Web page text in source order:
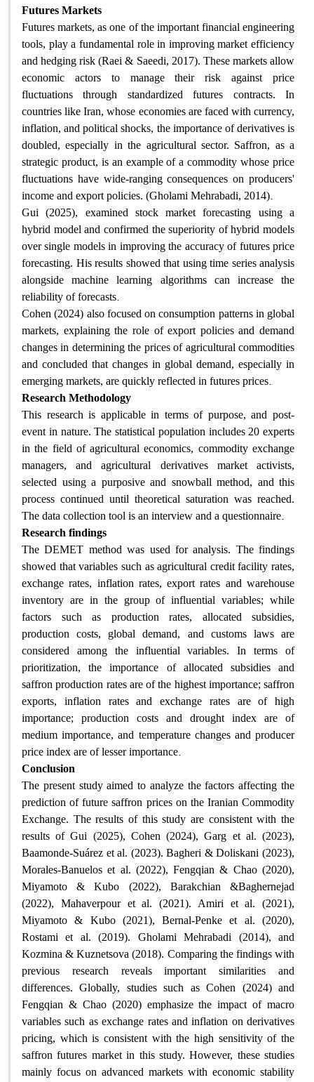
Futures Markets
Futures markets, as one of the important financial engineering
tools, play a fundamental role in improving market efficiency
and hedging risk (Raei & Saeedi, 2017). These markets allow
economic actors to manage their risk against price
fluctuations through standardized futures contracts. In
countries like Iran, whose economies are faced with currency,
inflation, and political shocks, the importance of derivatives is
doubled, especially in the agricultural sector. Saffron, as a
strategic product, is an example of a commodity whose price
fluctuations have wide-ranging consequences on producers'
income and export policies. (Gholami Mehrabadi, 2014).
Gui (2025), examined stock market forecasting using a
hybrid model and confirmed the superiority of hybrid models
over single models in improving the accuracy of futures price
forecasting. His results showed that using time series analysis
alongside machine learning algorithms can increase the
reliability of forecasts.
Cohen (2024) also focused on consumption patterns in global
markets, explaining the role of export policies and demand
changes in determining the prices of agricultural commodities
and concluded that changes in global demand, especially in
emerging markets, are quickly reflected in futures prices.
Research Methodology
This research is applicable in terms of purpose, and post-
event in nature. The statistical population includes 20 experts
in the field of agricultural economics, commodity exchange
managers, and agricultural derivatives market activists,
selected using a purposive and snowball method, and this
process continued until theoretical saturation was reached.
The data collection tool is an interview and a questionnaire.
Research findings
The DEMET method was used for analysis. The findings
showed that variables such as agricultural credit facility rates,
exchange rates, inflation rates, export rates and warehouse
inventory are in the group of influential variables; while
factors such as production rates, allocated subsidies,
production costs, global demand, and customs laws are
considered among the influential variables. In terms of
prioritization, the importance of allocated subsidies and
saffron production rates are of the highest importance; saffron
exports, inflation rates and exchange rates are of high
importance; production costs and drought index are of
medium importance, and temperature changes and producer
price index are of lesser importance.
Conclusion
The present study aimed to analyze the factors affecting the
prediction of future saffron prices on the Iranian Commodity
Exchange. The results of this study are consistent with the
results of Gui (2025), Cohen (2024), Garg et al. (2023),
Baamonde-Suárez et al. (2023). Bagheri & Doliskani (2023),
Morales-Banuelos et al. (2022), Fengqian & Chao (2020),
Miyamoto & Kubo (2022), Barakchian &Baghernejad
(2022), Mahaverpour et al. (2021). Amiri et al. (2021),
Miyamoto & Kubo (2021), Bernal-Penke et al. (2020),
Rostami et al. (2019). Gholami Mehrabadi (2014), and
Kozmina & Kuznetsova (2018). Comparing the findings with
previous research reveals important similarities and
differences. Globally, studies such as Cohen (2024) and
Fengqian & Chao (2020) emphasize the impact of macro
variables such as exchange rates and inflation on derivatives
pricing, which is consistent with the high sensitivity of the
saffron futures market in this study. However, these studies
mainly focus on advanced markets with economic stability